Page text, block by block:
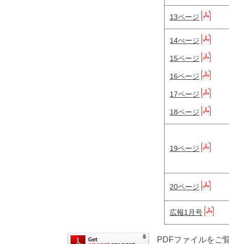
13ページ
14ぺージ
15ページ
16ページ
17ページ
18ページ
19ページ
20ページ
広報1月号
PDFファイルをご